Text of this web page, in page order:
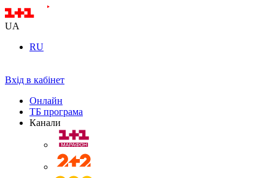
UA
RU
Вхід в кабінет
Онлайн
ТБ програма
Канали